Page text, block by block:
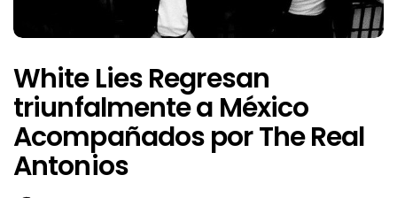
White Lies Regresan
triunfalmente a México
Acompañados por The Real
Antonios